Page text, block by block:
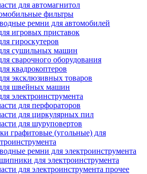
для автомагнитол
фильтры
ремни для автомобилей
игровых приставок
гироскутеров
сушильных машин
сварочного оборудования
квадрокоптеров
эксклюзивных товаров
швейных машин
электроинструмента
для перфораторов
для циркулярных пил
для шуруповертов
графитовые (угольные) для
ремни для электроинструмента
для электроинструмента
для электроинструмента прочее